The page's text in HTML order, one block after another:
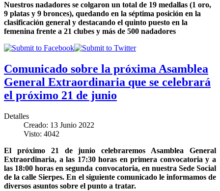
Nuestros nadadores se colgaron un total de 19 medallas (1 oro,
9 platas y 9 bronces), quedando en la séptima posición en la
clasificación general y destacando el quinto puesto en la
femenina frente a 21 clubes y más de 500 nadadores
Comunicado sobre la próxima Asamblea
General Extraordinaria que se celebrará
el próximo 21 de junio
Detalles
Creado: 13 Junio 2022
Visto: 4042
El próximo 21 de junio celebraremos Asamblea General
Extraordinaria, a las 17:30 horas en primera convocatoria y a
las 18:00 horas en segunda convocatoria, en nuestra Sede Social
de la calle Sierpes. En el siguiente comunicado le informamos de
diversos asuntos sobre el punto a tratar.